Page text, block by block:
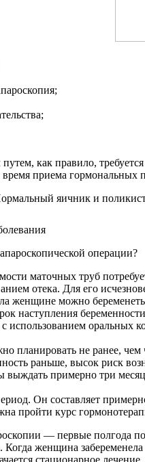
как правило,
приема гормональных
операции?
маточных труб
отека. Для его
женщине можно
наступления
оральных
планировать не ранее,
раньше, высок риск
примерно три
Он составляет
пройти курс
— первые полгода
женщина
стационарное лечение,